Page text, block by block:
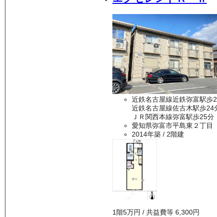
近鉄名古屋線近鉄弥富駅歩
近鉄名古屋線佐古木駅歩24
ＪＲ関西本線弥富駅歩25分
愛知県弥富市平島東２丁目
2014年築 / 2階建
1 階5万円 / 共益費等 6,300円